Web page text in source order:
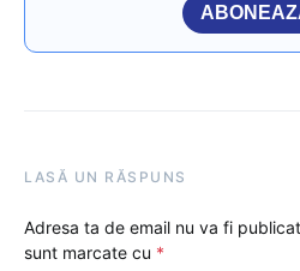
LASĂ UN RĂSPUNS
Adresa ta de email nu va fi
sunt marcate cu *